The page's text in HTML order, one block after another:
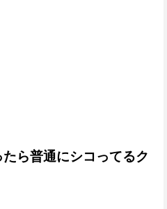
ら普通にシコってるク